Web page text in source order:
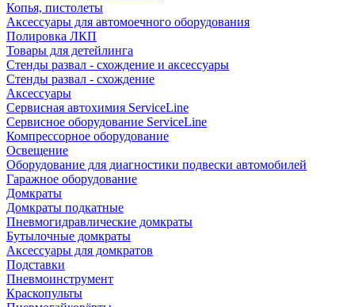
Копья, пистолеты
Аксессуары для автомоечного оборудования
Полировка ЛКП
Товары для детейлинга
Стенды развал - схождение и аксессуары
Стенды развал - схождение
Аксессуары
Сервисная автохимия ServiceLine
Сервисное оборудование ServiceLine
Компрессорное оборудование
Освещение
Оборудование для диагностики подвески автомобилей
Гаражное оборудование
Домкраты
Домкраты подкатные
Пневмогидравлические домкраты
Бутылочные домкраты
Аксессуары для домкратов
Подставки
Пневмоинструмент
Краскопульты